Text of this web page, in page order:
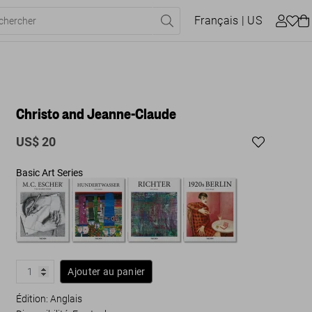
Français | US
Christo and Jeanne-Claude
US$ 20
Basic Art Series
Ajouter au panier
Édition: Anglais